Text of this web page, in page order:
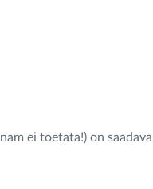
ei toetata!) on saadaval